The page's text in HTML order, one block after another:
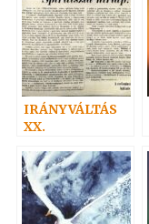
IRÁNYVÁLTÁS
XX.